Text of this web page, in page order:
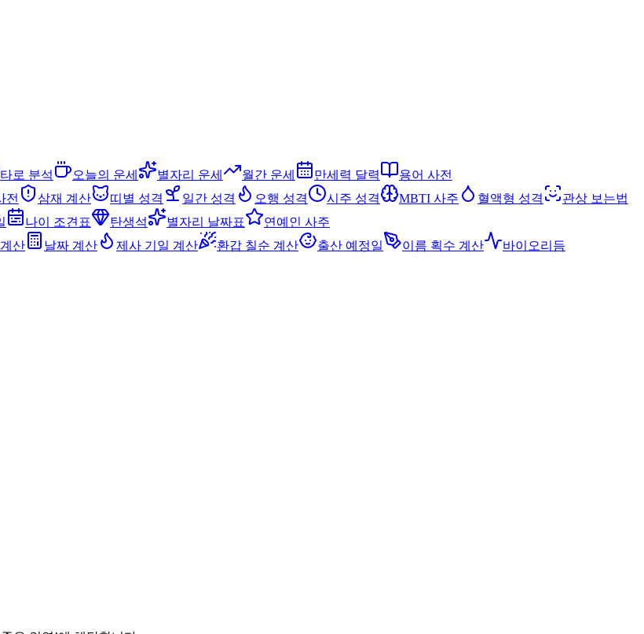
타로 분석 오늘의 운세 별자리 운세 월간 운세 만세력 달력
용어 사전
전 삼재 계산 띠별 성격 일간 성격 오행 성격 시주 성격 MBTI 사주 혈액형 성격
관상 보는법
나이 조견표 탄생석 별자리 날짜표
연예인 사주
산 날짜 계산 제사 기일 계산 환갑 칠순 계산 출산 예정일 이름 획수 계산
바이오리듬